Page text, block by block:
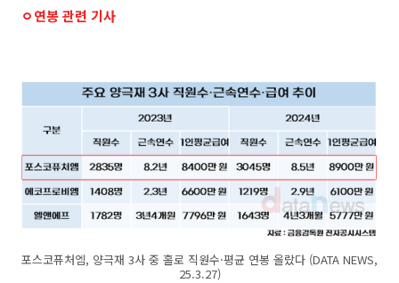
ㅇ연봉 관련 기사
포스코퓨처엠, 양극재 3사 중 홀로 직원수·평균 연봉 올랐다 (DATA NEWS,
25.3.27)